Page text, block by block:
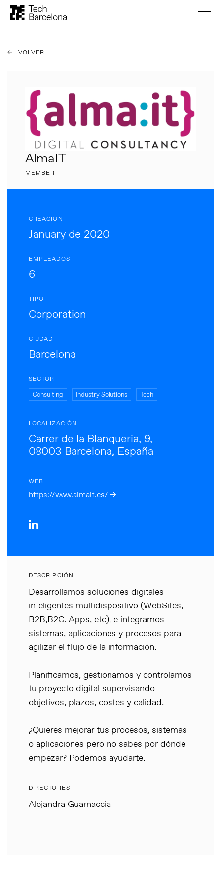
VOLVER
AlmaIT
MEMBER
CREACIÓN
January de 2020
EMPLEADOS
6
TIPO
Corporation
CIUDAD
Barcelona
SECTOR
Consulting Industry Solutions Tech
LOCALIZACIÓN
Carrer de la Blanqueria, 9,
08003 Barcelona, España
WEB
https://www.almait.es/ →
DESCRIPCIÓN
Desarrollamos soluciones digitales
inteligentes multidispositivo (WebSites,
B2B,B2C. Apps, etc), e integramos
sistemas, aplicaciones y procesos para
agilizar el flujo de la información.
Planificamos, gestionamos y controlamos
tu proyecto digital supervisando
objetivos, plazos, costes y calidad.
¿Quieres mejorar tus procesos, sistemas
o aplicaciones pero no sabes por dónde
empezar? Podemos ayudarte.
DIRECTORES
Alejandra Guarnaccia